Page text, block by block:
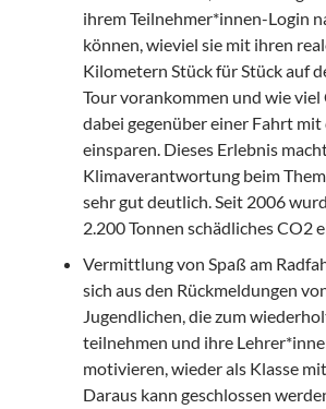
ihrem Teilnehmer*innen-Login
können, wieviel sie mit ihren
Kilometern Stück für Stück auf
Tour vorankommen und wie viel
dabei gegenüber einer Fahrt
einsparen. Dieses Erlebnis
Klimaverantwortung beim
sehr gut deutlich. Seit 2006
2.200 Tonnen schädliches CO2
Vermittlung von Spaß am
sich aus den Rückmeldungen
Jugendlichen, die zum
teilnehmen und ihre
motivieren, wieder als Klasse
Daraus kann geschlossen